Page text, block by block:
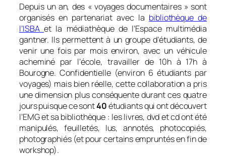
Depuis un an, des « voyages documentaires » sont
organisés en partenariat avec la bibliothèque de
l’ISBA et la médiathèque de l’Espace multimédia
gantner. Ils permettent à un groupe d’étudiants, de
venir une fois par mois environ, avec un véhicule
acheminé par l’école, travailler de 10h à 17h à
Bourogne. Confidentielle (environ 6 étudiants par
voyages) mais bien réelle, cette collaboration a pris
une dimension plus conséquente durant ces quatre
jours puisque ce sont40étudiants qui ont découvert
l’EMG et sa bibliothèque : les livres, dvd et cd ont été
manipulés, feuilletés, lus, annotés, photocopiés,
photographiés (et pour certains empruntés en fin de
workshop).